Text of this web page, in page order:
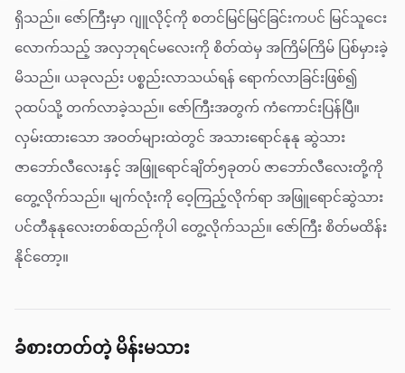
ရှိသည်။ ဇော်ကြီးမှာ ဂျူလိုင့်ကို စတင်မြင်မြင်ခြင်းကပင် မြင်သူငေး
လောက်သည့် အလှဘုရင်မလေးကို စိတ်ထဲမှ အကြိမ်ကြိမ် ပြစ်မှားခဲ့
မိသည်။ ယခုလည်း ပစ္စည်းလာသယ်ရန် ရောက်လာခြင်းဖြစ်၍
၃ထပ်သို့ တက်လာခဲ့သည်။ ဇော်ကြီးအတွက် ကံကောင်းပြန်ပြီ။
လှမ်းထားသော အဝတ်များထဲတွင် အသားရောင်နုနု ဆွဲသား
ဇာဘော်လီလေးနှင့် အဖြူရောင်ချိတ်၅ခုတပ် ဇာဘော်လီလေးတို့ကို
တွေ့လိုက်သည်။ မျက်လုံးကို ဝေ့ကြည့်လိုက်ရာ အဖြူရောင်ဆွဲသား
ပင်တီနုနုလေးတစ်ထည်ကိုပါ တွေ့လိုက်သည်။ ဇော်ကြီး စိတ်မထိန်း
နိုင်တော့။
ခံစားတတ်တဲ့ မိန်းမသား